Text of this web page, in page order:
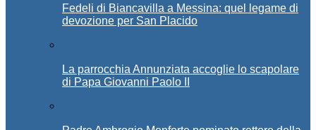
Fedeli di Biancavilla a Messina: quel legame di
devozione per San Placido
La parrocchia Annunziata accoglie lo scapolare
di Papa Giovanni Paolo II